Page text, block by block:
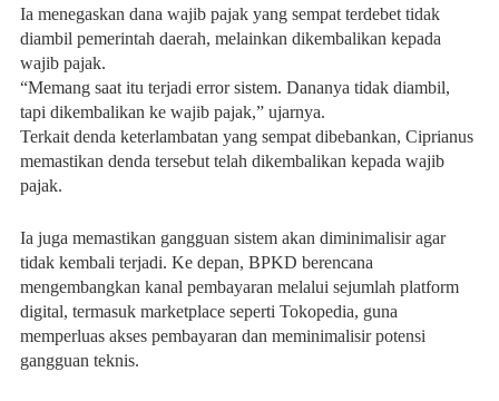
Ia menegaskan dana wajib pajak yang sempat terdebet tidak
diambil pemerintah daerah, melainkan dikembalikan kepada
wajib pajak.
“Memang saat itu terjadi error sistem. Dananya tidak diambil,
tapi dikembalikan ke wajib pajak,” ujarnya.
Terkait denda keterlambatan yang sempat dibebankan, Ciprianus
memastikan denda tersebut telah dikembalikan kepada wajib
pajak.
Ia juga memastikan gangguan sistem akan diminimalisir agar
tidak kembali terjadi. Ke depan, BPKD berencana
mengembangkan kanal pembayaran melalui sejumlah platform
digital, termasuk marketplace seperti Tokopedia, guna
memperluas akses pembayaran dan meminimalisir potensi
gangguan teknis.